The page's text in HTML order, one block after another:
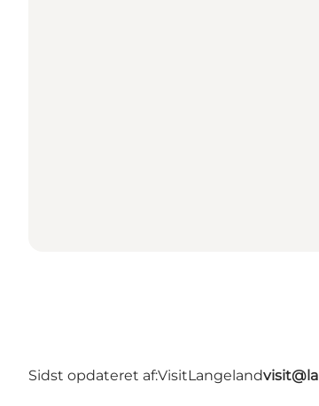
Sidst opdateret af:VisitLangeland